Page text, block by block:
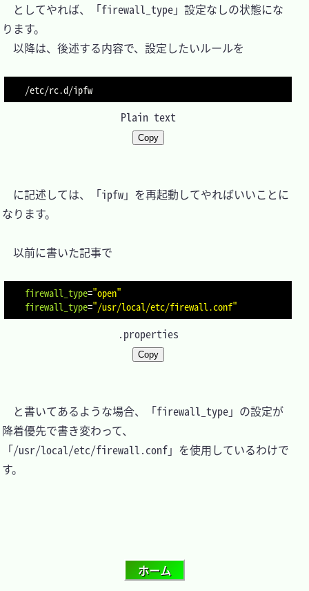
としてやれば、「firewall_type」設定なしの状態にな
ります。
以降は、後述する内容で、設定したいルールを
/etc/rc.d/ipfw
Plain text
Copy
に記述しては、「ipfw」を再起動してやればいいことに
なります。
以前に書いた記事で
firewall_type="open"
firewall_type="/usr/local/etc/firewall.conf"
.properties
Copy
と書いてあるような場合、「firewall_type」の設定が
降着優先で書き変わって、
「/usr/local/etc/firewall.conf」を使用しているわけで
す。